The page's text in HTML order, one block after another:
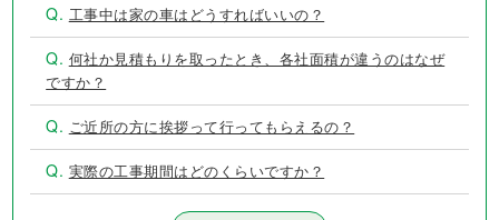
Q. 工事中は家の車はどうすればいいの？
Q. 何社か見積もりを取ったとき、各社面積が違うのはなぜ
ですか？
Q. ご近所の方に挨拶って行ってもらえるの？
Q. 実際の工事期間はどのくらいですか？